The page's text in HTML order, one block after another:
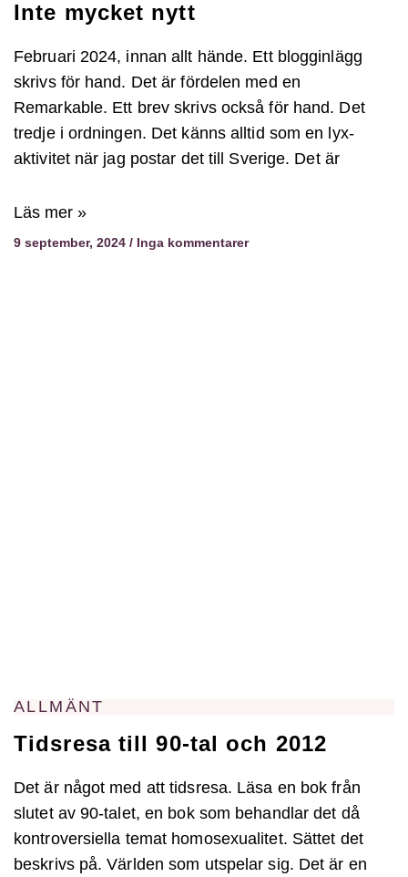
Inte mycket nytt
Februari 2024, innan allt hände. Ett blogginlägg
skrivs för hand. Det är fördelen med en
Remarkable. Ett brev skrivs också för hand. Det
tredje i ordningen. Det känns alltid som en lyx-
aktivitet när jag postar det till Sverige. Det är
Läs mer »
9 september, 2024 Inga kommentarer
ALLMÄNT
Tidsresa till 90-tal och 2012
Det är något med att tidsresa. Läsa en bok från
slutet av 90-talet, en bok som behandlar det då
kontroversiella temat homosexualitet. Sättet det
beskrivs på. Världen som utspelar sig. Det är en